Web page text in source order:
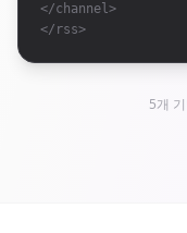
</channel>
</rss>
5개